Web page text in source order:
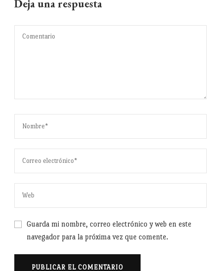
Deja una respuesta
Guarda mi nombre, correo electrónico y web en este
navegador para la próxima vez que comente.